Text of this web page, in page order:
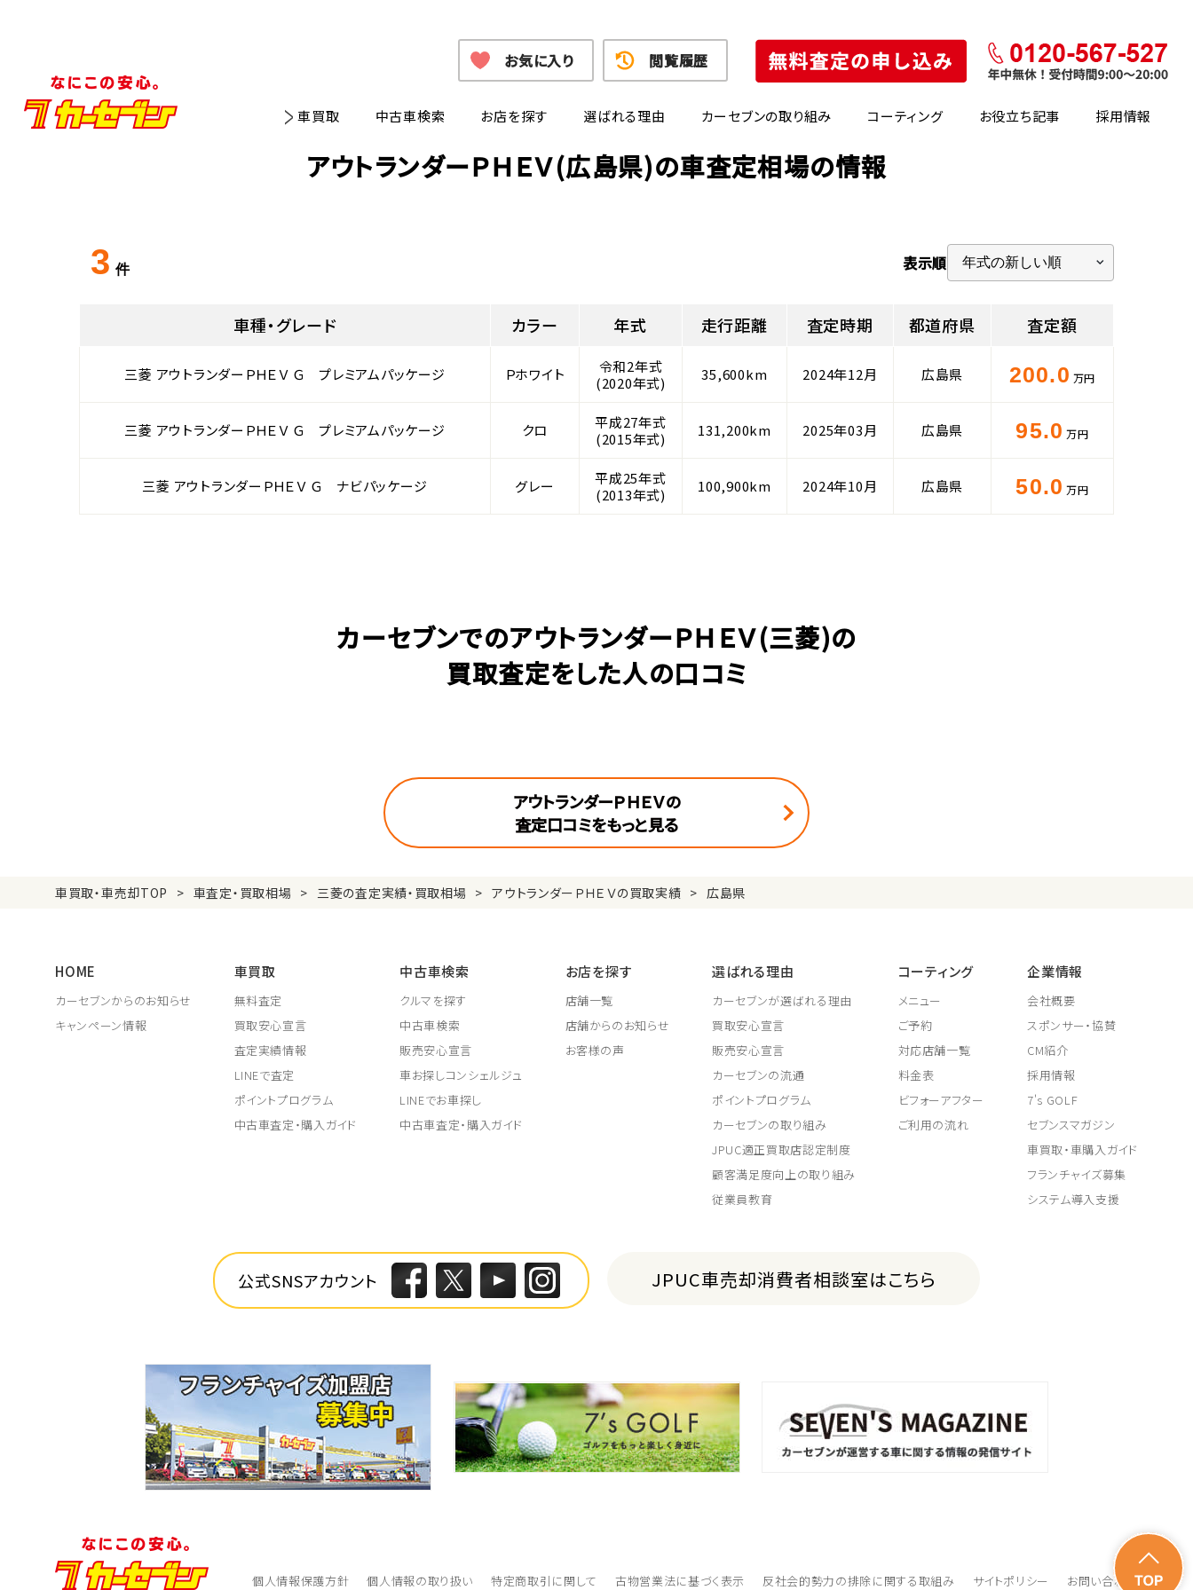
車買取 中古車検索 お店を探す 選ばれる理由 カーセブンの取り組み コーティング お役立ち記事 採用情報
お気に入り 閲覧履歴
アウトランダーＰＨＥＶ(広島県)の車査定相場の情報
3 件 表示順
車種・グレード カラー 年式 走行距離 査定時期 都道府県 査定額
三菱 アウトランダーＰＨＥＶ Ｇ プレミアムパッケージ Ｐホワイト
令和2年式
(2020年式)
35,600km 2024年12月 広島県 200.0 万円
三菱 アウトランダーＰＨＥＶ Ｇ プレミアムパッケージ クロ
平成27年式
(2015年式)
131,200km 2025年03月 広島県 95.0 万円
三菱 アウトランダーＰＨＥＶ Ｇ ナビパッケージ グレー
平成25年式
(2013年式)
100,900km 2024年10月 広島県 50.0 万円
カーセブンでのアウトランダーＰＨＥＶ(三菱)の
買取査定をした人の口コミ
アウトランダーＰＨＥＶの
査定口コミをもっと見る
車買取・車売却TOP 車査定・買取相場 三菱の査定実績・買取相場 アウトランダーＰＨＥＶの買取実績 広島県
HOME
カーセブンからのお知らせ
キャンペーン情報
車買取
無料査定
買取安心宣言
査定実績情報
LINEで査定
ポイントプログラム
中古車査定・購入ガイド
中古車検索
クルマを探す
中古車検索
販売安心宣言
車お探しコンシェルジュ
LINEでお車探し
中古車査定・購入ガイド
お店を探す
店舗一覧
店舗からのお知らせ
お客様の声
選ばれる理由
カーセブンが選ばれる理由
買取安心宣言
販売安心宣言
カーセブンの流通
ポイントプログラム
カーセブンの取り組み
JPUC適正買取店認定制度
顧客満足度向上の取り組み
従業員教育
コーティング
メニュー
ご予約
対応店舗一覧
料金表
ビフォーアフター
ご利用の流れ
企業情報
会社概要
スポンサー・協賛
CM紹介
採用情報
7's GOLF
セブンスマガジン
車買取・車購入ガイド
フランチャイズ募集
システム導入支援
公式SNSアカウント JPUC車売却消費者相談室はこちら
個人情報保護方針 個人情報の取り扱い 特定商取引に関して 古物営業法に基づく表示 反社会的勢力の排除に関する取組み サイトポリシー お問い合わせ